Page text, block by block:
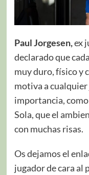
Paul Jorgesen,ex
declarado que
muy duro, físico y
motiva a
importancia,
Sola, que el
con muchas risas.
Os dejamos el
jugador de cara al